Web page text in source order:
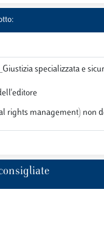
specializzata e
rights management) non